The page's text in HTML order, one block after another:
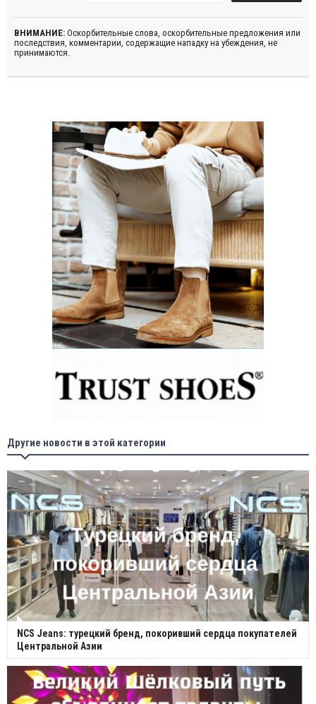
ВНИМАНИЕ: Оскорбительные слова, оскорбительные предложения или
последствия, комментарии, содержащие нападку на убеждения, не
принимаются.
Другие новости в этой категории
NCS Jeans: турецкий бренд, покоривший сердца покупателей
Центральной Азии